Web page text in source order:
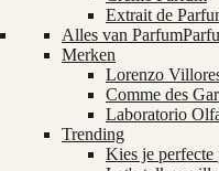
Extrait de
Alles van Parfum
Merken
Lorenzo
Comme des
Laboratorio
Trending
Kies je perfecte